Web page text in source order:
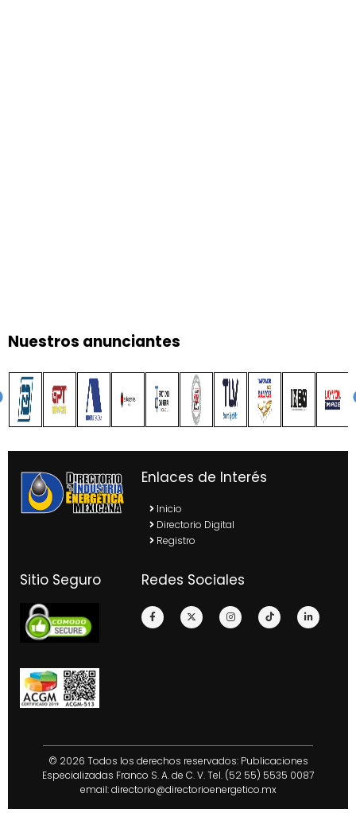
Nuestros anunciantes
Enlaces de Interés
Inicio
Directorio Digital
Registro
Sitio Seguro Redes Sociales
© 2026 Todos los derechos reservados: Publicaciones
Especializadas Franco S. A. de C. V. Tel. (52 55) 5535 0087
email:directorio@directorioenergetico.mx